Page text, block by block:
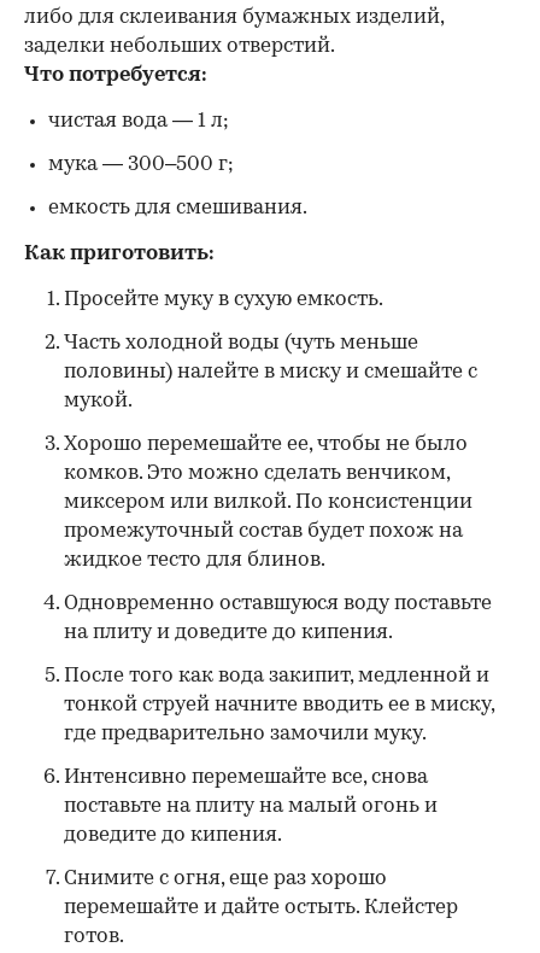
либо для склеивания бумажных изделий,
заделки небольших отверстий.
Что потребуется:
чистая вода — 1 л;
мука — 300–500 г;
емкость для смешивания.
Как приготовить:
Просейте муку в сухую емкость.
Часть холодной воды (чуть меньше
половины) налейте в миску и смешайте с
мукой.
Хорошо перемешайте ее, чтобы не было
комков. Это можно сделать венчиком,
миксером или вилкой. По консистенции
промежуточный состав будет похож на
жидкое тесто для блинов.
Одновременно оставшуюся воду поставьте
на плиту и доведите до кипения.
После того как вода закипит, медленной и
тонкой струей начните вводить ее в миску,
где предварительно замочили муку.
Интенсивно перемешайте все, снова
поставьте на плиту на малый огонь и
доведите до кипения.
Снимите с огня, еще раз хорошо
перемешайте и дайте остыть. Клейстер
готов.